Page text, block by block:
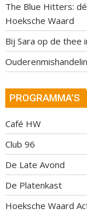
The Blue Hitters:
Hoeksche Waard
Bij Sara op de thee
PROGRAMMA’S
Café HW
Club 96
De Late Avond
De Platenkast
Hoeksche Waard